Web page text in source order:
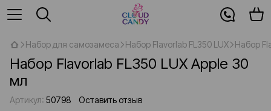
Набор для самозамеса Набор Flavorlab FL350 LUX Набор
Набор Flavorlab FL350 LUX Apple 30
мл
Артикул: 50798 Оставить отзыв